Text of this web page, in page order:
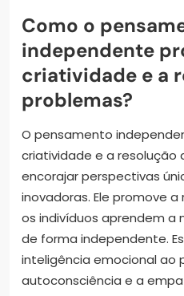
Como o
independente
criatividade e a
problemas?
O pensamento
criatividade e a resolução
encorajar perspectivas
inovadoras. Ele promove
os indivíduos aprendem a
de forma independente.
inteligência emocional ao
autoconsciência e a